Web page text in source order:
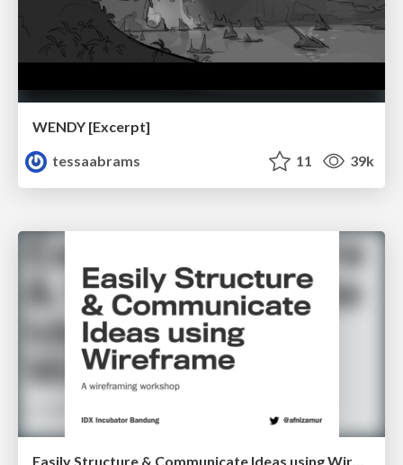
WENDY [Excerpt]
tessaabrams
11 39k
Easily Structure & Communicate Ideas using Wireframe